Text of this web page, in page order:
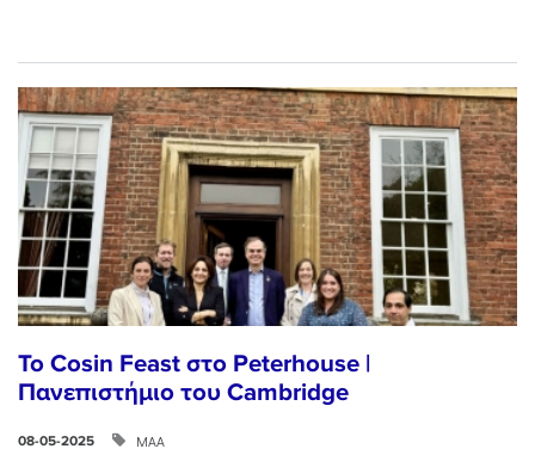
Το Cosin Feast στο Peterhouse |
Πανεπιστήμιο του Cambridge
08-05-2025 ΜΑΑ